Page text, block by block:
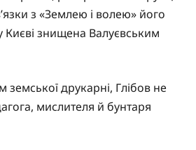
з «Землею і волею» його
Києві знищена Валуєвським
друкарні, Глібов не
мислителя й бунтаря